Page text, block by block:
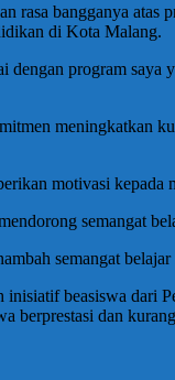
rasa bangganya atas
di Kota Malang.
dengan program
meningkatkan
motivasi kepada
semangat
semangat
beasiswa dari
berprestasi dan